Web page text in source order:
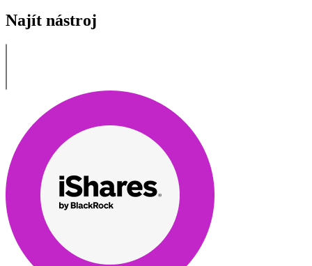
Najít nástroj